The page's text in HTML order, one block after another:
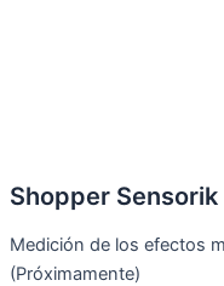
Shopper Sensorik
Medición de los efectos
(Próximamente)